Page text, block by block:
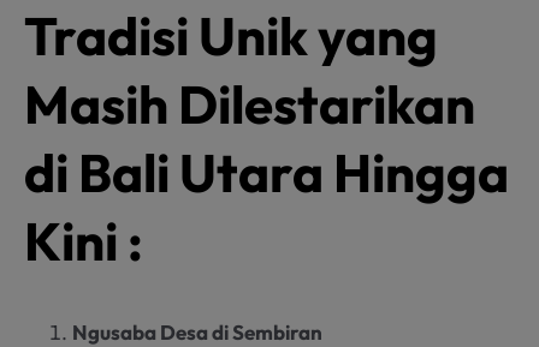
Tradisi Unik yang
Masih Dilestarikan
di Bali Utara Hingga
Kini :
Ngusaba Desa di Sembiran